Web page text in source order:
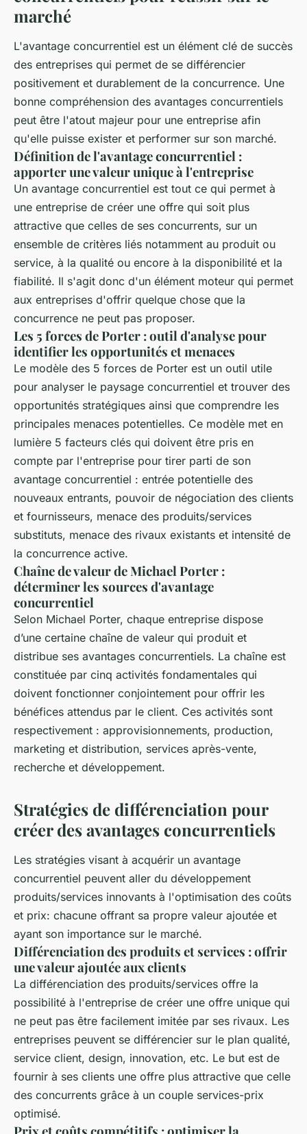
marché
L'avantage concurrentiel est un élément clé de succès
des entreprises qui permet de se différencier
positivement et durablement de la concurrence. Une
bonne compréhension des avantages concurrentiels
peut être l'atout majeur pour une entreprise afin
qu'elle puisse exister et performer sur son marché.
Définition de l'avantage concurrentiel :
apporter une valeur unique à l'entreprise
Un avantage concurrentiel est tout ce qui permet à
une entreprise de créer une offre qui soit plus
attractive que celles de ses concurrents, sur un
ensemble de critères liés notamment au produit ou
service, à la qualité ou encore à la disponibilité et la
fiabilité. Il s'agit donc d'un élément moteur qui permet
aux entreprises d'offrir quelque chose que la
concurrence ne peut pas proposer.
Les 5 forces de Porter : outil d'analyse pour
identifier les opportunités et menaces
Le modèle des 5 forces de Porter est un outil utile
pour analyser le paysage concurrentiel et trouver des
opportunités stratégiques ainsi que comprendre les
principales menaces potentielles. Ce modèle met en
lumière 5 facteurs clés qui doivent être pris en
compte par l'entreprise pour tirer parti de son
avantage concurrentiel : entrée potentielle des
nouveaux entrants, pouvoir de négociation des clients
et fournisseurs, menace des produits/services
substituts, menace des rivaux existants et intensité de
la concurrence active.
Chaîne de valeur de Michael Porter :
déterminer les sources d'avantage
concurrentiel
Selon Michael Porter, chaque entreprise dispose
d’une certaine chaîne de valeur qui produit et
distribue ses avantages concurrentiels. La chaîne est
constituée par cinq activités fondamentales qui
doivent fonctionner conjointement pour offrir les
bénéfices attendus par le client. Ces activités sont
respectivement : approvisionnements, production,
marketing et distribution, services après-vente,
recherche et développement.
Stratégies de différenciation pour
créer des avantages concurrentiels
Les stratégies visant à acquérir un avantage
concurrentiel peuvent aller du développement
produits/services innovants à l'optimisation des coûts
et prix: chacune offrant sa propre valeur ajoutée et
ayant son importance sur le marché.
Différenciation des produits et services : offrir
une valeur ajoutée aux clients
La différenciation des produits/services offre la
possibilité à l'entreprise de créer une offre unique qui
ne peut pas être facilement imitée par ses rivaux. Les
entreprises peuvent se différencier sur le plan qualité,
service client, design, innovation, etc. Le but est de
fournir à ses clients une offre plus attractive que celle
des concurrents grâce à un couple services-prix
optimisé.